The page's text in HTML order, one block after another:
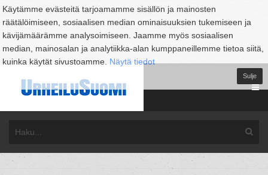
Käytämme evästeitä tarjoamamme sisällön ja mainosten
räätälöimiseen, sosiaalisen median ominaisuuksien tukemiseen ja
kävijämäärämme analysoimiseen. Jaamme myös sosiaalisen
median, mainosalan ja analytiikka-alan kumppaneillemme tietoa siitä,
kuinka käytät sivustoamme. Näytä tiedot
Sulje